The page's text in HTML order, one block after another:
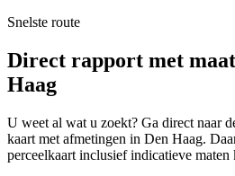
Snelste route
Direct rapport met
Haag
U weet al wat u zoekt? Ga direct naar
kaart met afmetingen in Den Haag.
perceelkaart inclusief indicatieve maten